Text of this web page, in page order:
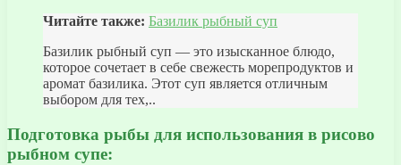
Читайте также: Базилик рыбный суп
Базилик рыбный суп — это изысканное блюдо,
которое сочетает в себе свежесть морепродуктов и
аромат базилика. Этот суп является отличным
выбором для тех,..
Подготовка рыбы для использования в рисово
рыбном супе: